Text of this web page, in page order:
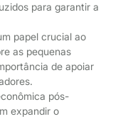
para garantir a
papel crucial ao
as pequenas
de apoiar
pós-
expandir o